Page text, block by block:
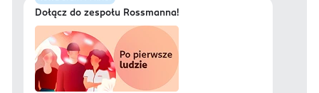
Dołącz do zespołu Rossmanna!